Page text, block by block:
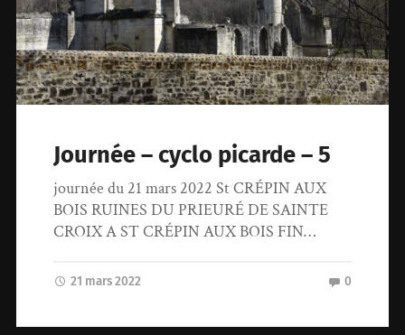
Journée – cyclo picarde – 5
journée du 21 mars 2022 St CRÉPIN AUX
BOIS RUINES DU PRIEURÉ DE SAINTE
CROIX A ST CRÉPIN AUX BOIS FIN…
21 mars 2022 0